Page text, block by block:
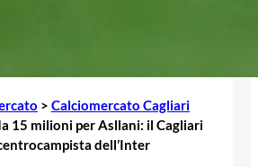
> Calciomercato Cagliari
15 milioni per Asllani: il Cagliari
dell’Inter